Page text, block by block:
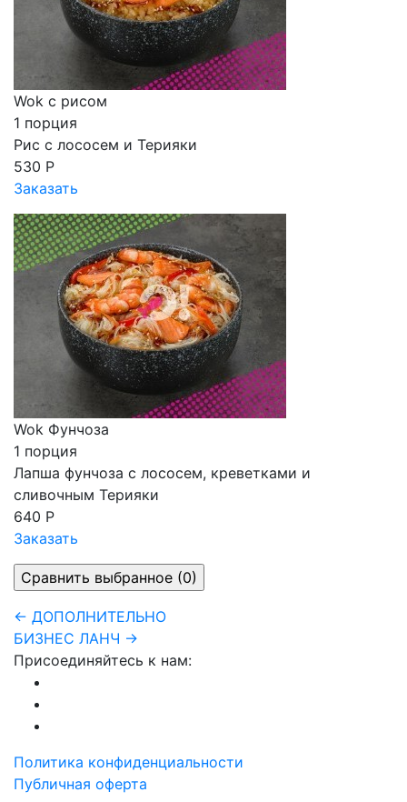
Wok с рисом
1 порция
Рис с лососем и Терияки
530 Р
Заказать
Wok Фунчоза
1 порция
Лапша фунчоза с лососем, креветками и
сливочным Терияки
640 Р
Заказать
← ДОПОЛНИТЕЛЬНО
БИЗНЕС ЛАНЧ →
Присоединяйтесь к нам:
Политика конфиденциальности
Публичная оферта